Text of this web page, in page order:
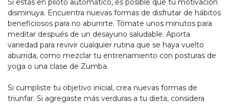
Si estás en piloto automático, es posible que tu motivación
disminuya. Encuentra nuevas formas de disfrutar de hábitos
beneficiosos para no aburrirte. Tómate unos minutos para
meditar después de un desayuno saludable. Aporta
variedad para revivir cualquier rutina que se haya vuelto
aburrida, como mezclar tu entrenamiento con posturas de
yoga o una clase de Zumba.
Si cumpliste tu objetivo inicial, crea nuevas formas de
triunfar. Si agregaste más verduras a tu dieta, considera